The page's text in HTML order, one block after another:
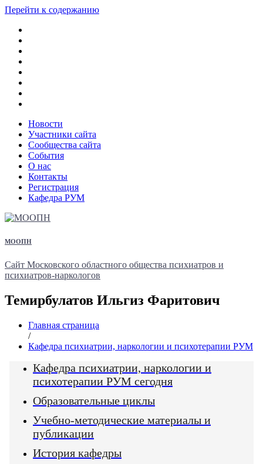
Перейти к содержанию
Новости
Участники сайта
Сообщества сайта
События
О нас
Контакты
Регистрация
Кафедра РУМ
МООПН
Сайт Московского областного общества психиатров и
психиатров-наркологов
Темирбулатов Ильгиз Фаритович
Главная страница
/
Кафедра психиатрии, наркологии и психотерапии РУМ
Кафедра психиатрии, наркологии и
психотерапии РУМ сегодня
Образовательные циклы
Учебно-методические материалы и
публикации
История кафедры